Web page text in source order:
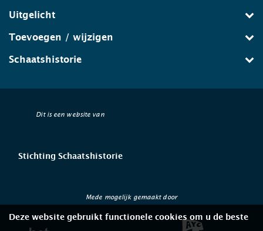
Uitgelicht
Toevoegen / wijzigen
Schaatshistorie
Dit is een website van
Stichting Schaatshistorie
Mede mogelijk gemaakt door
Deze website gebruikt functionele cookies om u de beste